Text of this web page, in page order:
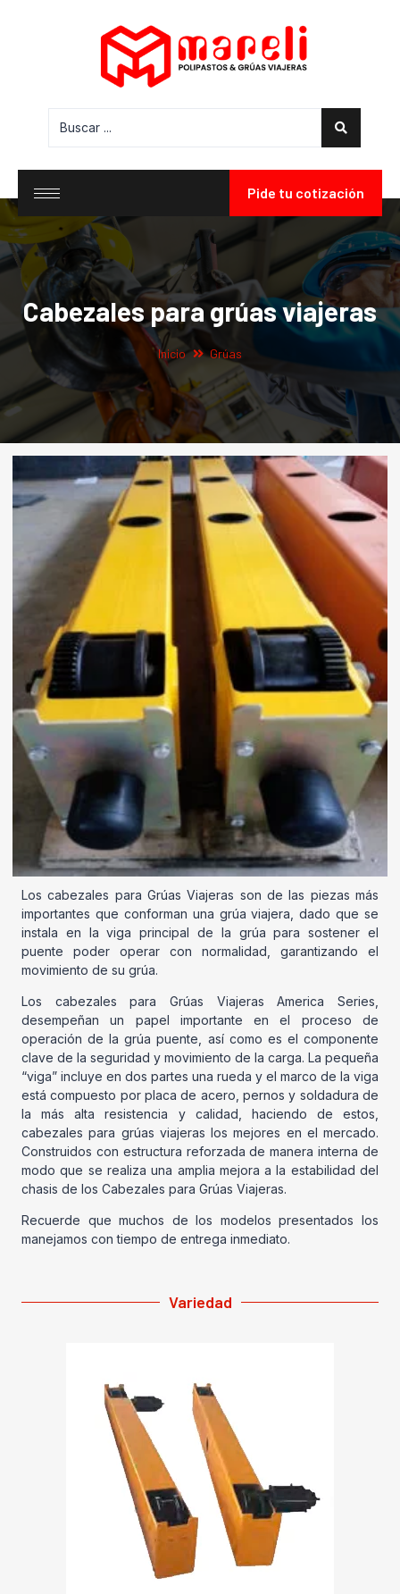
Pide tu cotización
Cabezales para grúas viajeras
Inicio Grúas
Los cabezales para Grúas Viajeras son de las piezas más
importantes que conforman una grúa viajera, dado que se
instala en la viga principal de la grúa para sostener el
puente poder operar con normalidad, garantizando el
movimiento de su grúa.
Los cabezales para Grúas Viajeras America Series,
desempeñan un papel importante en el proceso de
operación de la grúa puente, así como es el componente
clave de la seguridad y movimiento de la carga. La pequeña
“viga” incluye en dos partes una rueda y el marco de la viga
está compuesto por placa de acero, pernos y soldadura de
la más alta resistencia y calidad, haciendo de estos,
cabezales para grúas viajeras los mejores en el mercado.
Construidos con estructura reforzada de manera interna de
modo que se realiza una amplia mejora a la estabilidad del
chasis de los Cabezales para Grúas Viajeras.
Recuerde que muchos de los modelos presentados los
manejamos con tiempo de entrega inmediato.
Variedad